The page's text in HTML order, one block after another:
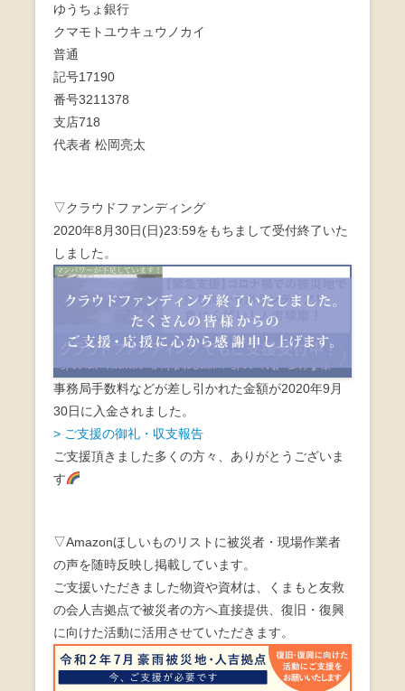
ゆうちょ銀行
クマモトユウキュウノカイ
普通
記号17190
番号3211378
支店718
代表者 松岡亮太
▽クラウドファンディング
2020年8月30日(日)23:59をもちまして受付終了いた
しました。
事務局手数料などが差し引かれた金額が2020年9月
30日に入金されました。
> ご支援の御礼・収支報告
ご支援頂きました多くの方々、ありがとうございま
す
▽Amazonほしいものリストに被災者・現場作業者
の声を随時反映し掲載しています。
ご支援いただきました物資や資材は、くまもと友救
の会人吉拠点で被災者の方へ直接提供、復旧・復興
に向けた活動に活用させていただきます。